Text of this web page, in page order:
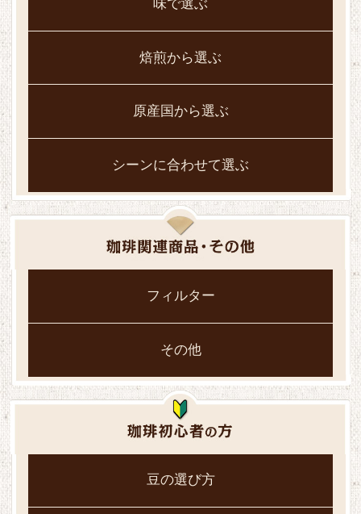
味で選ぶ
焙煎から選ぶ
原産国から選ぶ
シーンに合わせて選ぶ
フィルター
その他
豆の選び方